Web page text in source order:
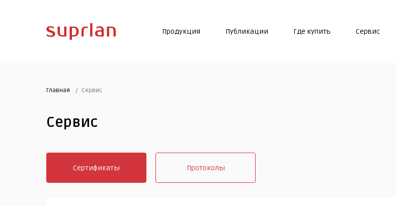
Продукция Публикации Где купить Сервис
Главная Сервис
Сервис
Сертификаты Протоколы